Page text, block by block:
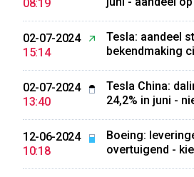
08:19
02-07-2024
15:14
Tesla: aandeel
bekendmaking
02-07-2024
13:40
Tesla China:
24,2% in juni -
12-06-2024
10:18
Boeing:
overtuigend -